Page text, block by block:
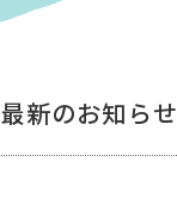
最新のお知らせ